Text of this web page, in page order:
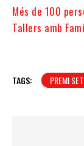
Més de 100
Tallers amb
TAGS: PREMI